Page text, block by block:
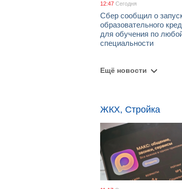
12:47 Сегодня
Сбер сообщил о
образовательного
для обучения по
специальности
Ещё новости
ЖКХ, Стройка